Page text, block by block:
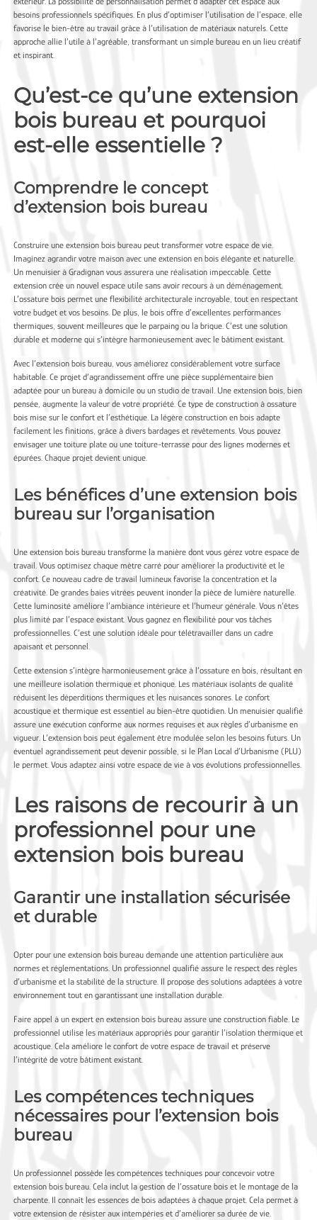
besoins professionnels spécifiques. En plus d’optimiser l’utilisation de l’espace, elle
favorise le bien-être au travail grâce à l’utilisation de matériaux naturels. Cette
approche allie l’utile à l’agréable, transformant un simple bureau en un lieu créatif
et inspirant.
Qu’est-ce qu’une extension
bois bureau et pourquoi
est-elle essentielle ?
Comprendre le concept
d’extension bois bureau
Construire une extension bois bureau peut transformer votre espace de vie.
Imaginez agrandir votre maison avec une extension en bois élégante et naturelle.
Unmenuisier à Gradignan vous assurera une réalisation impeccable. Cette
extension crée un nouvel espace utile sans avoir recours à un déménagement.
L’ossature bois permet une flexibilité architecturale incroyable, tout en respectant
votre budget et vos besoins. De plus, le bois offre d’excellentes performances
thermiques, souvent meilleures que le parpaing ou la brique. C’est une solution
durable et moderne qui s’intègre harmonieusement avec le bâtiment existant.
Avec l’extension bois bureau, vous améliorez considérablement votre surface
habitable. Ce projet d’agrandissement offre une pièce supplémentaire bien
adaptée pour un bureau à domicile ou un studio de travail. Une extension bois, bien
pensée, augmente la valeur de votre propriété. Ce type de construction à ossature
bois mise sur le confort et l’esthétique. La légère construction en bois adapte
facilement les finitions, grâce à divers bardages et revêtements. Vous pouvez
envisager une toiture plate ou une toiture-terrasse pour des lignes modernes et
épurées. Chaque projet devient unique.
Les bénéfices d’une extension bois
bureau sur l’organisation
Une extension bois bureau transforme la manière dont vous gérez votre espace de
travail. Vous optimisez chaque mètre carré pour améliorer la productivité et le
confort. Ce nouveau cadre de travail lumineux favorise la concentration et la
créativité. De grandes baies vitrées peuvent inonder la pièce de lumière naturelle.
Cette luminosité améliore l’ambiance intérieure et l’humeur générale. Vous n’êtes
plus limité par l’espace existant. Vous gagnez en flexibilité pour vos tâches
professionnelles. C’est une solution idéale pour télétravailler dans un cadre
apaisant et personnel.
Cette extension s’intègre harmonieusement grâce à l’ossature en bois, résultant en
une meilleure isolation thermique et phonique. Les matériaux isolants de qualité
réduisent les déperditions thermiques et les nuisances sonores. Le confort
acoustique et thermique est essentiel au bien-être quotidien. Un menuisier qualifié
assure une exécution conforme aux normes requises et aux règles d’urbanisme en
vigueur. L’extension bois peut également être modulée selon les besoins futurs. Un
éventuel agrandissement peut devenir possible, si le Plan Local d’Urbanisme (PLU)
le permet. Vous adaptez ainsi votre espace de vie à vos évolutions professionnelles.
Les raisons de recourir à un
professionnel pour une
extension bois bureau
Garantir une installation sécurisée
et durable
Opter pour une extension bois bureau demande une attention particulière aux
normes et réglementations. Un professionnel qualifié assure le respect des règles
d’urbanisme et la stabilité de la structure. Il propose des solutions adaptées à votre
environnement tout en garantissant une installation durable.
Faire appel à un expert en extension bois bureau assure une construction fiable. Le
professionnel utilise les matériaux appropriés pour garantir l’isolation thermique et
acoustique. Cela améliore le confort de votre espace de travail et préserve
l’intégrité de votre bâtiment existant.
Les compétences techniques
nécessaires pour l’extension bois
bureau
Un professionnel possède les compétences techniques pour concevoir votre
extension bois bureau. Cela inclut la gestion de l’ossature bois et le montage de la
charpente. Il connaît les essences de bois adaptées à chaque projet. Cela permet à
votre extension de résister aux intempéries et d’améliorer sa durée de vie.